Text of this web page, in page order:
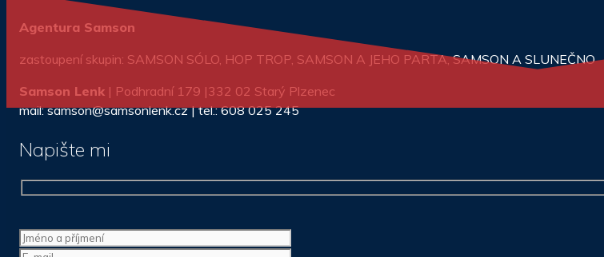
Agentura Samson
zastoupení skupin: SAMSON SÓLO, HOP TROP, SAMSON A JEHO PARTA, SAMSON A SLUNEČNO
Samson Lenk | Podhradní 179 |332 02 Starý Plzenec
mail: samson@samsonlenk.cz | tel.: 608 025 245
Napište mi